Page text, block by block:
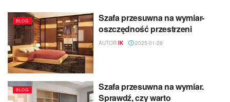
BLOG
Szafa przesuwna na wymiar-
oszczędność przestrzeni
AUTOR IK 2025-01-28
BLOG
Szafa przesuwna na wymiar.
Sprawdź, czy warto